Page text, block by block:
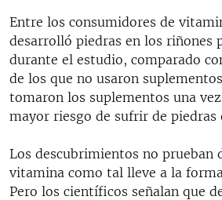
Entre los consumidores de
desarrolló piedras en los riñones
durante el estudio, comparado
de los que no usaron
tomaron los suplementos una
mayor riesgo de sufrir de piedras
Los descubrimientos no prueban
vitamina como tal lleve a la
Pero los científicos señalan que